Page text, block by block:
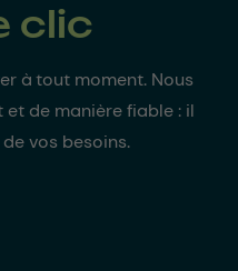
clic
à tout moment. Nous
de manière fiable : il
vos besoins.